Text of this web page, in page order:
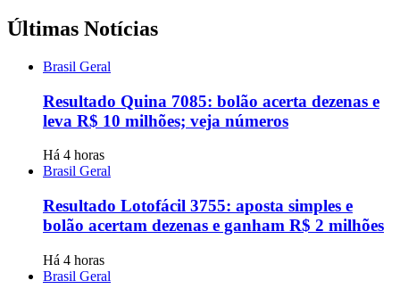
Últimas Notícias
Brasil Geral
Resultado Quina 7085: bolão acerta dezenas e
leva R$ 10 milhões; veja números
Há 4 horas
Brasil Geral
Resultado Lotofácil 3755: aposta simples e
bolão acertam dezenas e ganham R$ 2 milhões
Há 4 horas
Brasil Geral